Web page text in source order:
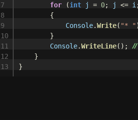
7
8
9
10
11
12
for
(int j = 0; j <= i
{
Console.Write( "* "
}
Console.WriteLine();
}
}